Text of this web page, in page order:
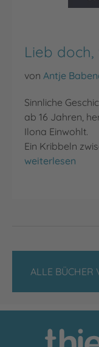
Lieb
von Antje
Sinnliche
ab 16 Jahren,
Ilona Einwohlt.
Ein Kribbeln
Lieb doch, wie
weiterlesen
ALLE BÜCHER